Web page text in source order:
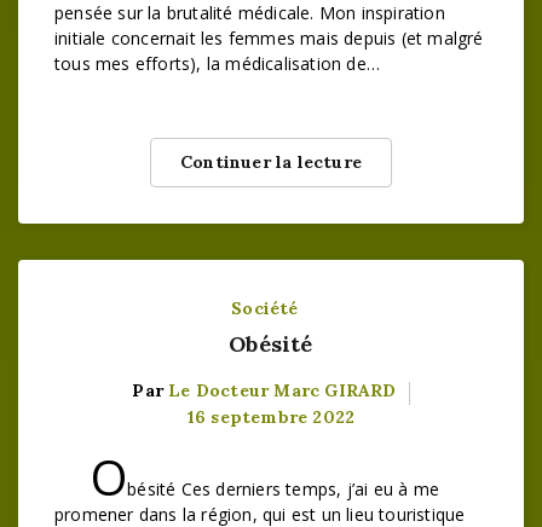
pensée sur la brutalité médicale. Mon inspiration
initiale concernait les femmes mais depuis (et malgré
tous mes efforts), la médicalisation de…
Continuer la lecture
Société
Obésité
Par Le Docteur Marc GIRARD
16 septembre 2022
Obésité Ces derniers temps, j’ai eu à me
promener dans la région, qui est un lieu touristique